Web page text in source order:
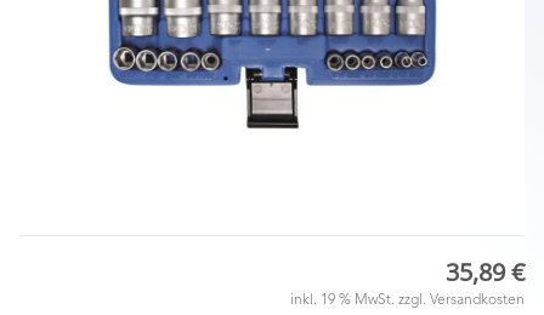
35,89 €
inkl. 19 % MwSt. zzgl. Versandkosten